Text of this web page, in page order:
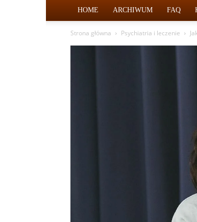
HOME ARCHIWUM FAQ
Strona główna Psychiatria i leczenie